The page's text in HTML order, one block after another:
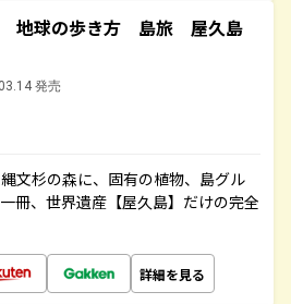
地球の歩き方 島旅 屋久島
発売
文杉の森に、固有の植物、島グル
冊、世界遺産【屋久島】だけの完全
詳細を見る